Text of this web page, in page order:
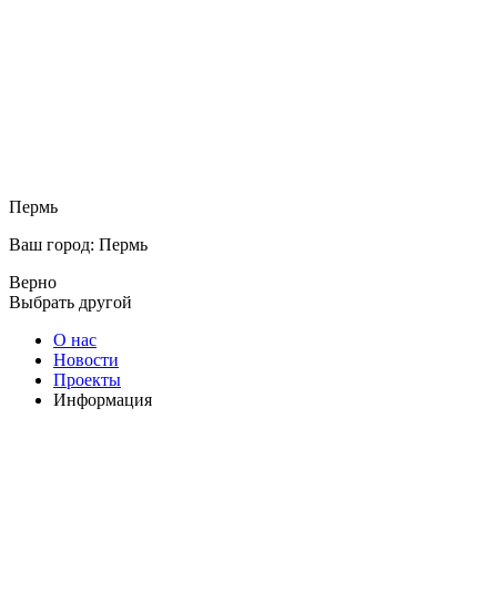
Пермь
Ваш город: Пермь
Верно
Выбрать другой
О нас
Новости
Проекты
Информация